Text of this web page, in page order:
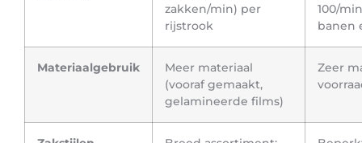
zakken/min) per
rijstrook
100/
banen
Materiaalgebruik
Meer materiaal
(vooraf gemaakt,
gelamineerde films)
Zeer